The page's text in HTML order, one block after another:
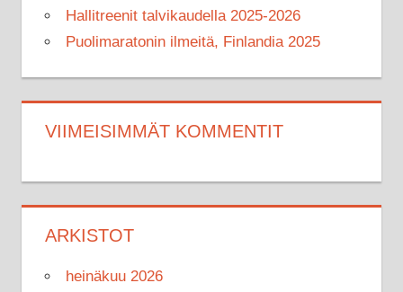
Hallitreenit talvikaudella 2025-2026
Puolimaratonin ilmeitä, Finlandia 2025
VIIMEISIMMÄT KOMMENTIT
ARKISTOT
heinäkuu 2026